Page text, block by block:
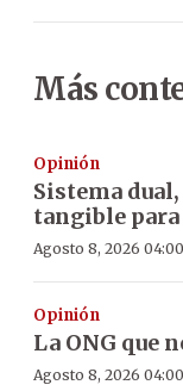
Más
Opinión
Sistema
tangible para
Agosto 8, 2026
Opinión
La ONG que
Agosto 8, 2026